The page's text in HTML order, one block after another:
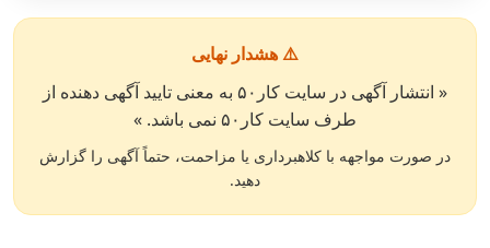
⚠️ هشدار نهایی
« انتشار آگهی در سایت کار۵۰ به معنی تایید آگهی دهنده از
طرف سایت کار۵۰ نمی باشد. »
در صورت مواجهه با کلاهبرداری یا مزاحمت، حتماً آگهی را گزارش
دهید.